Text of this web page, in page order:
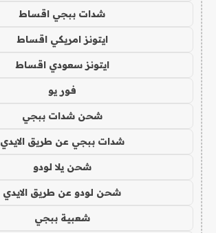
شدات ببجي اقساط
ايتونز امريكي اقساط
ايتونز سعودي اقساط
فور يو
شحن شدات ببجي
شدات ببجي عن طريق الايدي
شحن يلا لودو
شحن لودو عن طريق الايدي
شعبية ببجي